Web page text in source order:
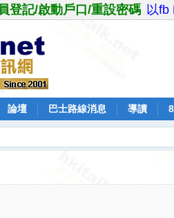
登記/啟動戶口/重設密碼 以fb
論壇 巴士路線消息 導讀